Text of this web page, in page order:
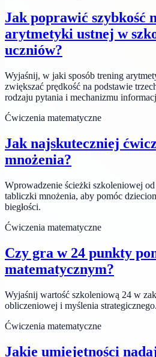
Jak poprawić szybkość
arytmetyki ustnej w
uczniów?
Wyjaśnij, w jaki sposób trening
zwiększać prędkość na podstawie
rodzaju pytania i mechanizmu
Ćwiczenia matematyczne
Jak najskuteczniej
mnożenia?
Wprowadzenie ścieżki szkoleniowej
tabliczki mnożenia, aby pomóc
biegłości.
Ćwiczenia matematyczne
Czy gra w 24 punkty
matematycznym?
Wyjaśnij wartość szkoleniową 24 w
obliczeniowej i myślenia strategicznego.
Ćwiczenia matematyczne
Jakie umiejętności